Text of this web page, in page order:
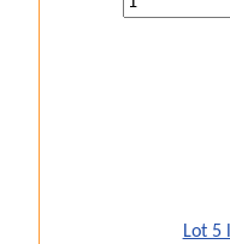
Lot 5